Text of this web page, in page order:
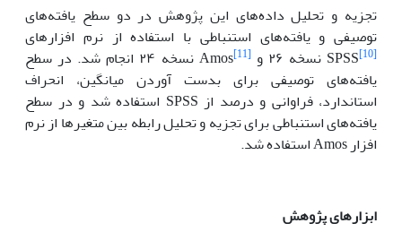
تجزیه و تحلیل داده‌‌های این پژوهش در دو سطح یافته‌های
توصیفی و یافته‌های استنباطی با استفاده از نرم افزار‌های
SPSS[10] نسخه ۲۶ و Amos [11]
نسخه ۲۴ انجام شد. در سطح
یافته‌های توصیفی برای بدست آوردن میانگین، انحراف
استاندارد، فراوانی و درصد از SPSS استفاده شد و در سطح
یافته‌های استنباطی برای تجزیه و تحلیل رابطه بین متغیر‌ها از نرم
افزار Amos استفاده شد.
ابزارهای پژوهش